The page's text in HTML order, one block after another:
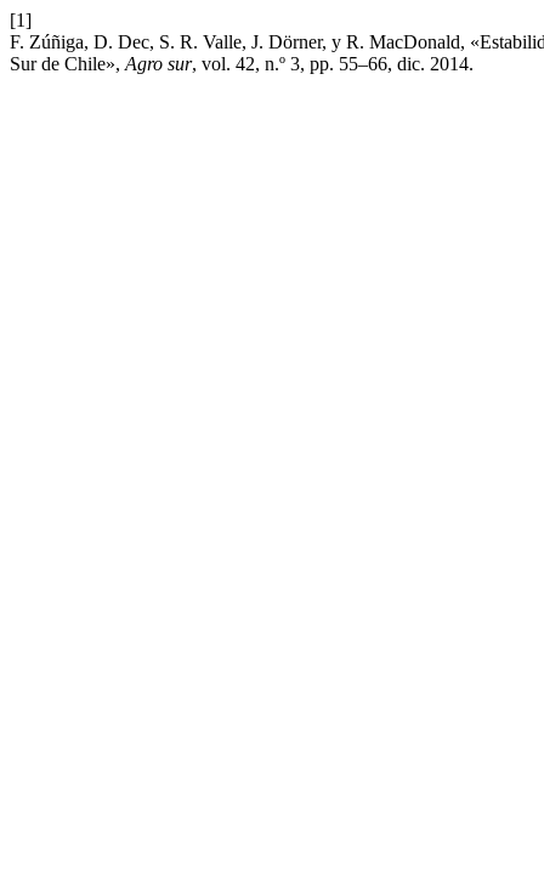
[1]
F. Zúñiga, D. Dec, S. R. Valle, J. Dörner, y R. MacDonald,
Sur de Chile», Agro sur, vol. 42, n.º 3, pp. 55–66, dic. 2014.